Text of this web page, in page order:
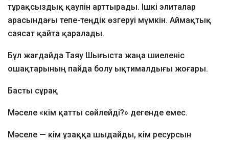
тұрақсыздық қаупін арттырады. Ішкі элиталар
арасындағы тепе-теңдік өзгеруі мүмкін. Аймақтық
саясат қайта қаралады.
Бұл жағдайда Таяу Шығыста жаңа шиеленіс
ошақтарының пайда болу ықтималдығы жоғары.
Басты сұрақ
Мәселе «кім қатты сөйлейді?» дегенде емес.
Мәселе — кім ұзаққа шыдайды, кім ресурсын